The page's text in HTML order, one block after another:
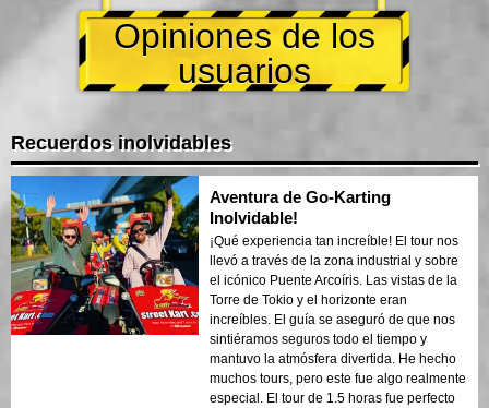
Opiniones de los
usuarios
Recuerdos inolvidables
Aventura de Go-Karting
Inolvidable!
¡Qué experiencia tan increíble! El tour nos
llevó a través de la zona industrial y sobre
el icónico Puente Arcoíris. Las vistas de la
Torre de Tokio y el horizonte eran
increíbles. El guía se aseguró de que nos
sintiéramos seguros todo el tiempo y
mantuvo la atmósfera divertida. He hecho
muchos tours, pero este fue algo realmente
especial. El tour de 1.5 horas fue perfecto